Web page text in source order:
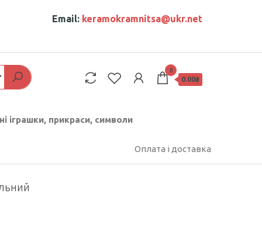
Email: keramokramnitsa@ukr.net
0
0.00₴
іграшки, прикраси, символи
Оплата і доставка